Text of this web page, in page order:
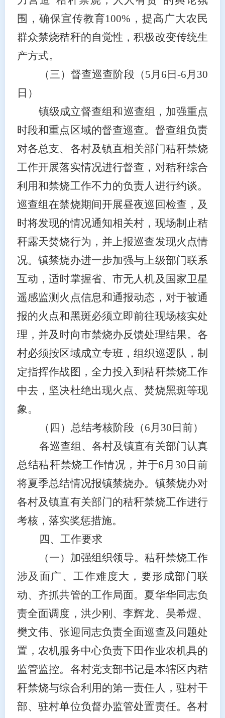
围，确保宣传教育100%，提高广大农民
群众禁烧秸秆的自觉性，积极改变传统生
产方式。
（三）督查巡查阶段 （5月 6 日 -6月 30
日 ）
镇级成立督查组和巡查组，加强重点
时段和重点区域的督查巡查。督查组负责
对各总支、各村及镇直相关部门秸秆禁烧
工作开展落实情况进行督查，对秸秆综合
利用和禁烧工作不力的负责人进行约谈。
巡查组在禁烧期间开展昼夜巡回检查，及
时将发现的情况通知相关村，现场制止秸
秆露天焚烧行为，并上报巡查发现火点情
况。镇禁烧办进一步加强与上级部门联系
互动 ，适时掌握省、市无人机及国家卫星
遥感监测火点信息和通报动态 ， 对于被通
报的火点和黑斑必须立即前往现场核实处
理，并及时向市禁烧办反馈处理结果。各
村必须按区域成立专班，组织巡逻队 ，制
定指挥作战图 ，全力投入到秸秆禁烧工作
中去， 坚决杜绝出现火点、焚烧黑斑等现
象。
（四）总结考核阶段 （6月30日前）
各巡查组、各村及镇直有关部门认真
总结秸秆禁烧工作情况，并于6月 30日前
将夏季总结情况报镇禁烧办。镇禁烧办对
各村及镇直有关部门的秸秆禁烧工作进行
考核，落实奖惩措施。
四、工作要求
（一）加强组织领导。 秸秆禁烧工作
涉及面广、工作难度大，要形成部门联
动、齐抓共管的工作局面。 夏华华同志负
责全面调度，洪少刚、李辉龙、 吴希煜、
樊文伟、张迎 同志负责全面巡查及问题处
置，农机服务中心负责下田作业农机具的
监管监控。 各村党支部书记是本辖区内秸
秆禁烧与综合利用的第一责任人 ， 驻村干
部、驻村单位负督办监管处置责任。各村